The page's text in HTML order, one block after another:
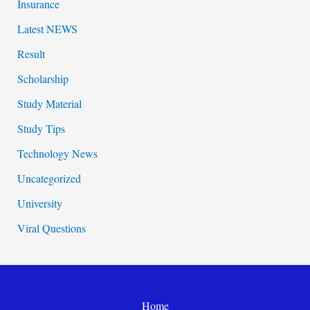
Insurance
Latest NEWS
Result
Scholarship
Study Material
Study Tips
Technology News
Uncategorized
University
Viral Questions
Home